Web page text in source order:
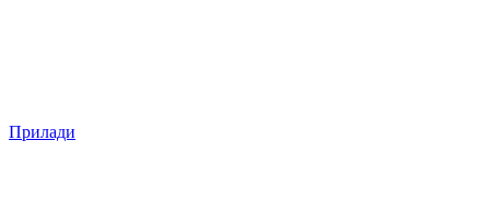
Прилади